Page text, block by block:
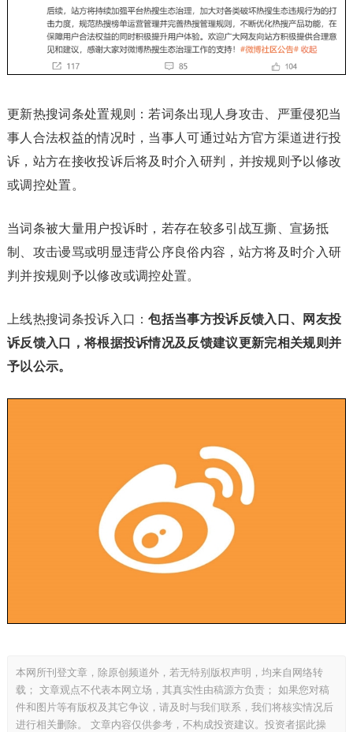
更新热搜词条处置规则：若词条出现人身攻击、严重侵犯当
事人合法权益的情况时，当事人可通过站方官方渠道进行投
诉，站方在接收投诉后将及时介入研判，并按规则予以修改
或调控处置。
当词条被大量用户投诉时，若存在较多引战互撕、宣扬抵
制、攻击谩骂或明显违背公序良俗内容，站方将及时介入研
判并按规则予以修改或调控处置。
上线热搜词条投诉入口：包括当事方投诉反馈入口、网友投
诉反馈入口，将根据投诉情况及反馈建议更新完相关规则并
予以公示。
本网所刊登文章，除原创频道外，若无特别版权声明，均来自网络转
载； 文章观点不代表本网立场，其真实性由稿源方负责； 如果您对稿
件和图片等有版权及其它争议，请及时与我们联系，我们将核实情况后
进行相关删除。 文章内容仅供参考，不构成投资建议。投资者据此操